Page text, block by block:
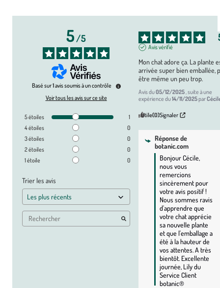
5/5
Basé sur1avis soumis à un contrôle
Voir tous les avis sur ce site
5étoiles
1
4étoiles
0
3étoiles
0
2étoiles
0
1étoile 0
Trier les avis
Avis vérifié
Mon chat adore ça. La plante
arrivée super bien emballée,
être même un peu trop.
Avis du05/12/2025, suite à une
expérience du14/11/2025par
Utile(0)Signaler
Réponse de
botanic.com
Bonjour Cécile,
nous vous
remercions
sincèrement pour
votre avis positif !
Nous sommes ravis
d'apprendre que
votre chat apprécie
sa nouvelle plante
et que l'emballage a
été à la hauteur de
vos attentes. A très
bientôt. Excellente
journée, Lily du
Service Client
botanic®